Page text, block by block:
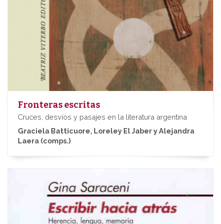
Fronteras escritas
Cruces, desvíos y pasajes en la literatura argentina
Graciela Batticuore, Loreley El Jaber y Alejandra
Laera (comps.)